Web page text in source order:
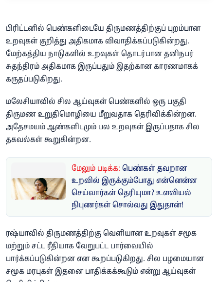
பிரிட்டனில் பெண்களிடையே திருமணத்திற்குப் புறம்பான
உறவுகள் குறித்து அதிகமாக விவாதிக்கப்படுகின்றது.
மேற்கத்திய நாடுகளில் உறவுகள் தொடர்பான தனிநபர்
சுதந்திரம் அதிகமாக இருப்பதும் இதற்கான காரணமாகக்
கருதப்படுகிறது.
மலேசியாவில் சில ஆய்வுகள் பெண்களில் ஒரு பகுதி
திருமண உறுதிமொழியை மீறுவதாக தெரிவிக்கின்றன.
அதேசமயம் ஆண்களிடமும் பல உறவுகள் இருப்பதாக சில
தகவல்கள் கூறுகின்றன.
மேலும் படிக்க: பெண்கள் தவறான
உறவில் இருக்கும்போது என்னென்ன
செய்வார்கள் தெரியுமா? உளவியல்
நிபுணர்கள் சொல்வது இதுதான்!
ரஷ்யாவில் திருமணத்திற்கு வெளியான உறவுகள் சமூக
மற்றும் சட்ட ரீதியாக வேறுபட்ட பார்வையில்
பார்க்கப்படுகின்றன என கூறப்படுகிறது. சில பழமையான
சமூக மரபுகள் இதனை பாதிக்கக்கூடும் என்று ஆய்வுகள்